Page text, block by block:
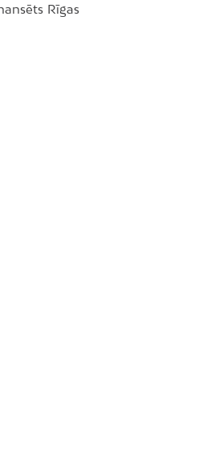
Rīgas